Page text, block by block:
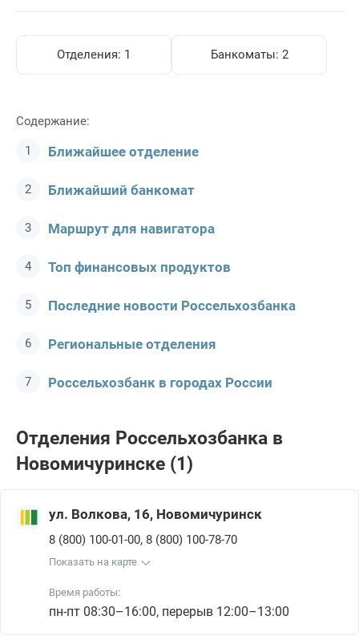
Отделения: 1 Банкоматы: 2
Содержание:
Ближайшее отделение
Ближайший банкомат
Маршрут для навигатора
Топ финансовых продуктов
Последние новости Россельхозбанкa
Региональные отделения
Россельхозбанк в городах России
Отделения Россельхозбанкa в
Новомичуринске (1)
ул. Волкова, 16, Новомичуринск
8 (800) 100-01-00, 8 (800) 100-78-70
Показать на карте
Время работы:
пн-пт 08:30–16:00, перерыв 12:00–13:00